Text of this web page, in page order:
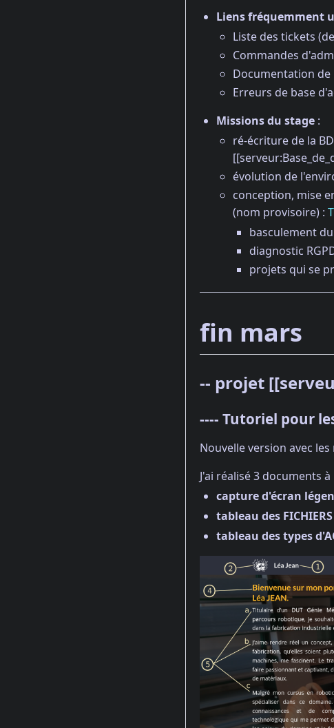
Liens fréquemment
Liste des tickets
Commandes
Documentation
Erreurs de base
Missions du stage :
ré-écriture de la
évolution de
conception, mise
(nom provisoire) :
basculement
diagnostic
projets qui se
fin mars
-- projet
---- Tutoriel pour
Nouvelle version avec
J'ai réalisé 3 documents
capture d'écran
tableau des FICHIERS
tableau des types